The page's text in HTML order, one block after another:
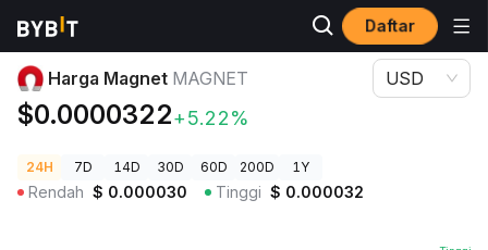
Daftar
Harga Kripto
Harga Magnet MAGNET
$0.0000322+5.22%
USD
24H 7D 14D 30D 60D 200D 1Y
Rendah $ 0.000030 Tinggi $ 0.000032